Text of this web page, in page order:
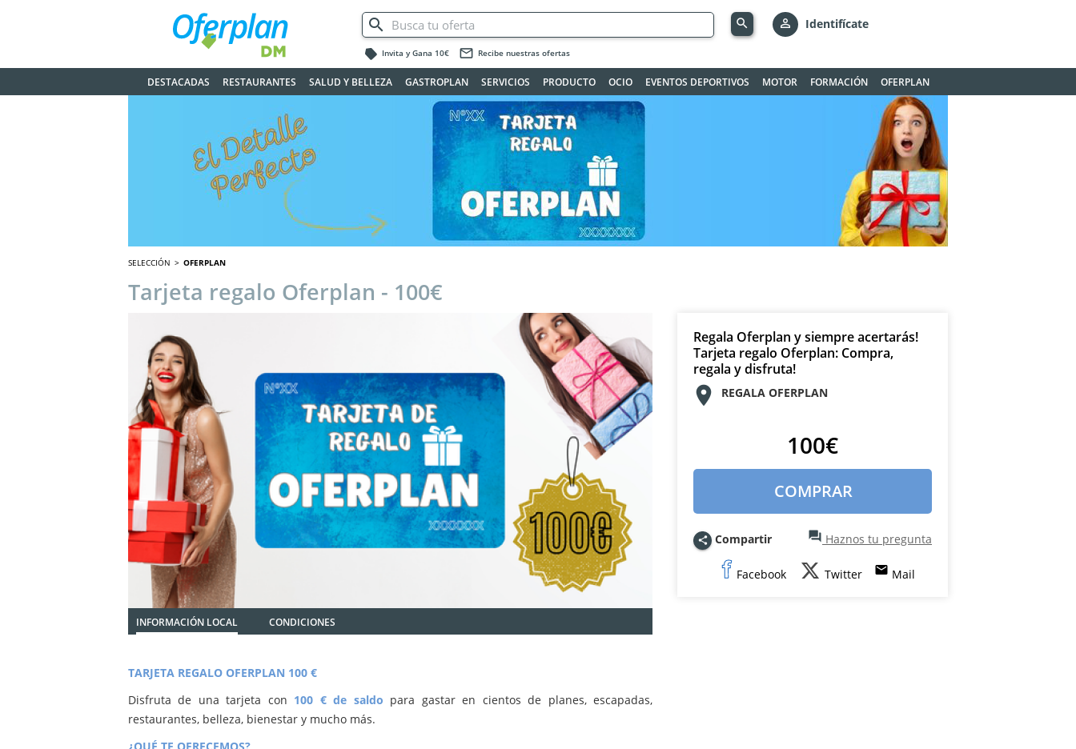
label Invita y Gana 10€ mail_outline Recibe nuestras ofertas
search person_outline Identifícate
DESTACADAS RESTAURANTES SALUD Y BELLEZA GASTROPLAN SERVICIOS PRODUCTO OCIO EVENTOS DEPORTIVOS MOTOR FORMACIÓN OFERPLAN
SELECCIÓN OFERPLAN
Tarjeta regalo Oferplan - 100€
Regala Oferplan y siempre acertarás!
Tarjeta regalo Oferplan: Compra,
regala y disfruta!
REGALA OFERPLAN
100€
COMPRAR
share Compartir question_answer Haznos tu pregunta
Facebook Twitter email Mail
INFORMACIÓN LOCAL CONDICIONES
TARJETA REGALO OFERPLAN 100 €
Disfruta de una tarjeta con 100 € de saldo para gastar en cientos de planes, escapadas,
restaurantes, belleza, bienestar y mucho más.